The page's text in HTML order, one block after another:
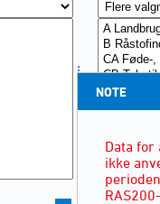
NOTE
Data for
ikke